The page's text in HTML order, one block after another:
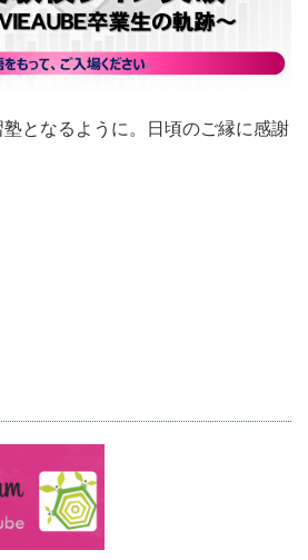
となるように。日頃のご縁に感謝